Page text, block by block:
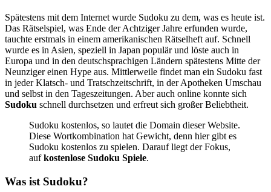
Spätestens mit dem Internet wurde Sudoku zu dem, was es heute ist.
Das Rätselspiel, was Ende der Achtziger Jahre erfunden wurde,
tauchte erstmals in einem amerikanischen Rätselheft auf. Schnell
wurde es in Asien, speziell in Japan populär und löste auch in
Europa und in den deutschsprachigen Ländern spätestens Mitte der
Neunziger einen Hype aus. Mittlerweile findet man ein Sudoku fast
in jeder Klatsch- und Tratschzeitschrift, in der Apotheken Umschau
und selbst in den Tageszeitungen. Aber auch online konnte sich
Sudoku schnell durchsetzen und erfreut sich großer Beliebtheit.
Sudoku kostenlos, so lautet die Domain dieser Website.
Diese Wortkombination hat Gewicht, denn hier gibt es
Sudoku kostenlos zu spielen. Darauf liegt der Fokus,
aufkostenlose Sudoku Spiele.
Was ist Sudoku?